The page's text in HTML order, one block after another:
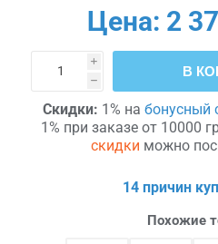
Цена: 2
i
h
В
Скидки: 1% на бонусный
1% при заказе от 10000
скидки можно
14 причин
Похожие